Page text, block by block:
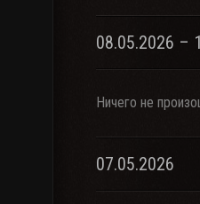
08.05.2026 –
Ничего не
07.05.2026